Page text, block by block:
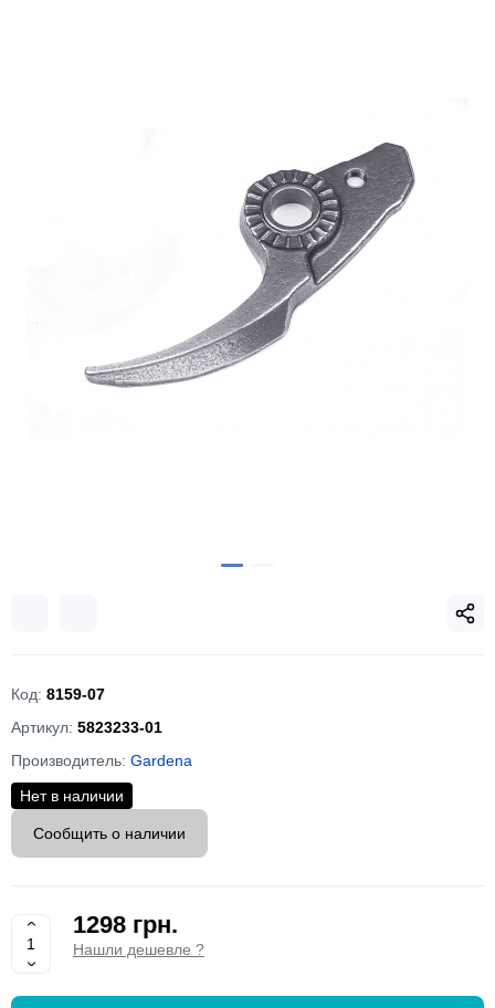
Код: 8159-07
Артикул: 5823233-01
Производитель: Gardena
Нет в наличии
Сообщить о наличии
1298 грн.
Нашли дешевле ?